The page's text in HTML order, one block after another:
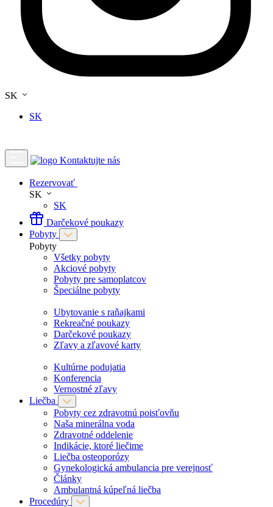
SK
SK
Kontaktujte nás
Rezervovať
SK
SK
Darčekové poukazy
Pobyty
Pobyty
Všetky pobyty
Akciové pobyty
Pobyty pre samoplatcov
Špeciálne pobyty
Ubytovanie s raňajkami
Rekreačné poukazy
Darčekové poukazy
Zľavy a zľavové karty
Kultúrne podujatia
Konferencia
Vernostné zľavy
Liečba
Pobyty cez zdravotnú poisťovňu
Naša minerálna voda
Zdravotné oddelenie
Indikácie, ktoré liečime
Liečba osteoporózy
Gynekologická ambulancia pre verejnosť
Články
Ambulantná kúpeľná liečba
Procedúry